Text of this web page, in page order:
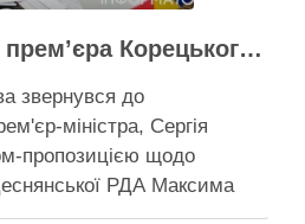
Кличко просить прем’єра Корецького внести президентові подання на звільнення володаря Троєщини Бахматова
звернувся до
міністра, Сергія
пропозицією щодо
РДА Максима
листа прем'єрові